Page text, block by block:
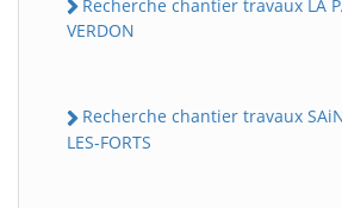
Recherche chantier travaux LA
VERDON
Recherche chantier travaux
LES-FORTS